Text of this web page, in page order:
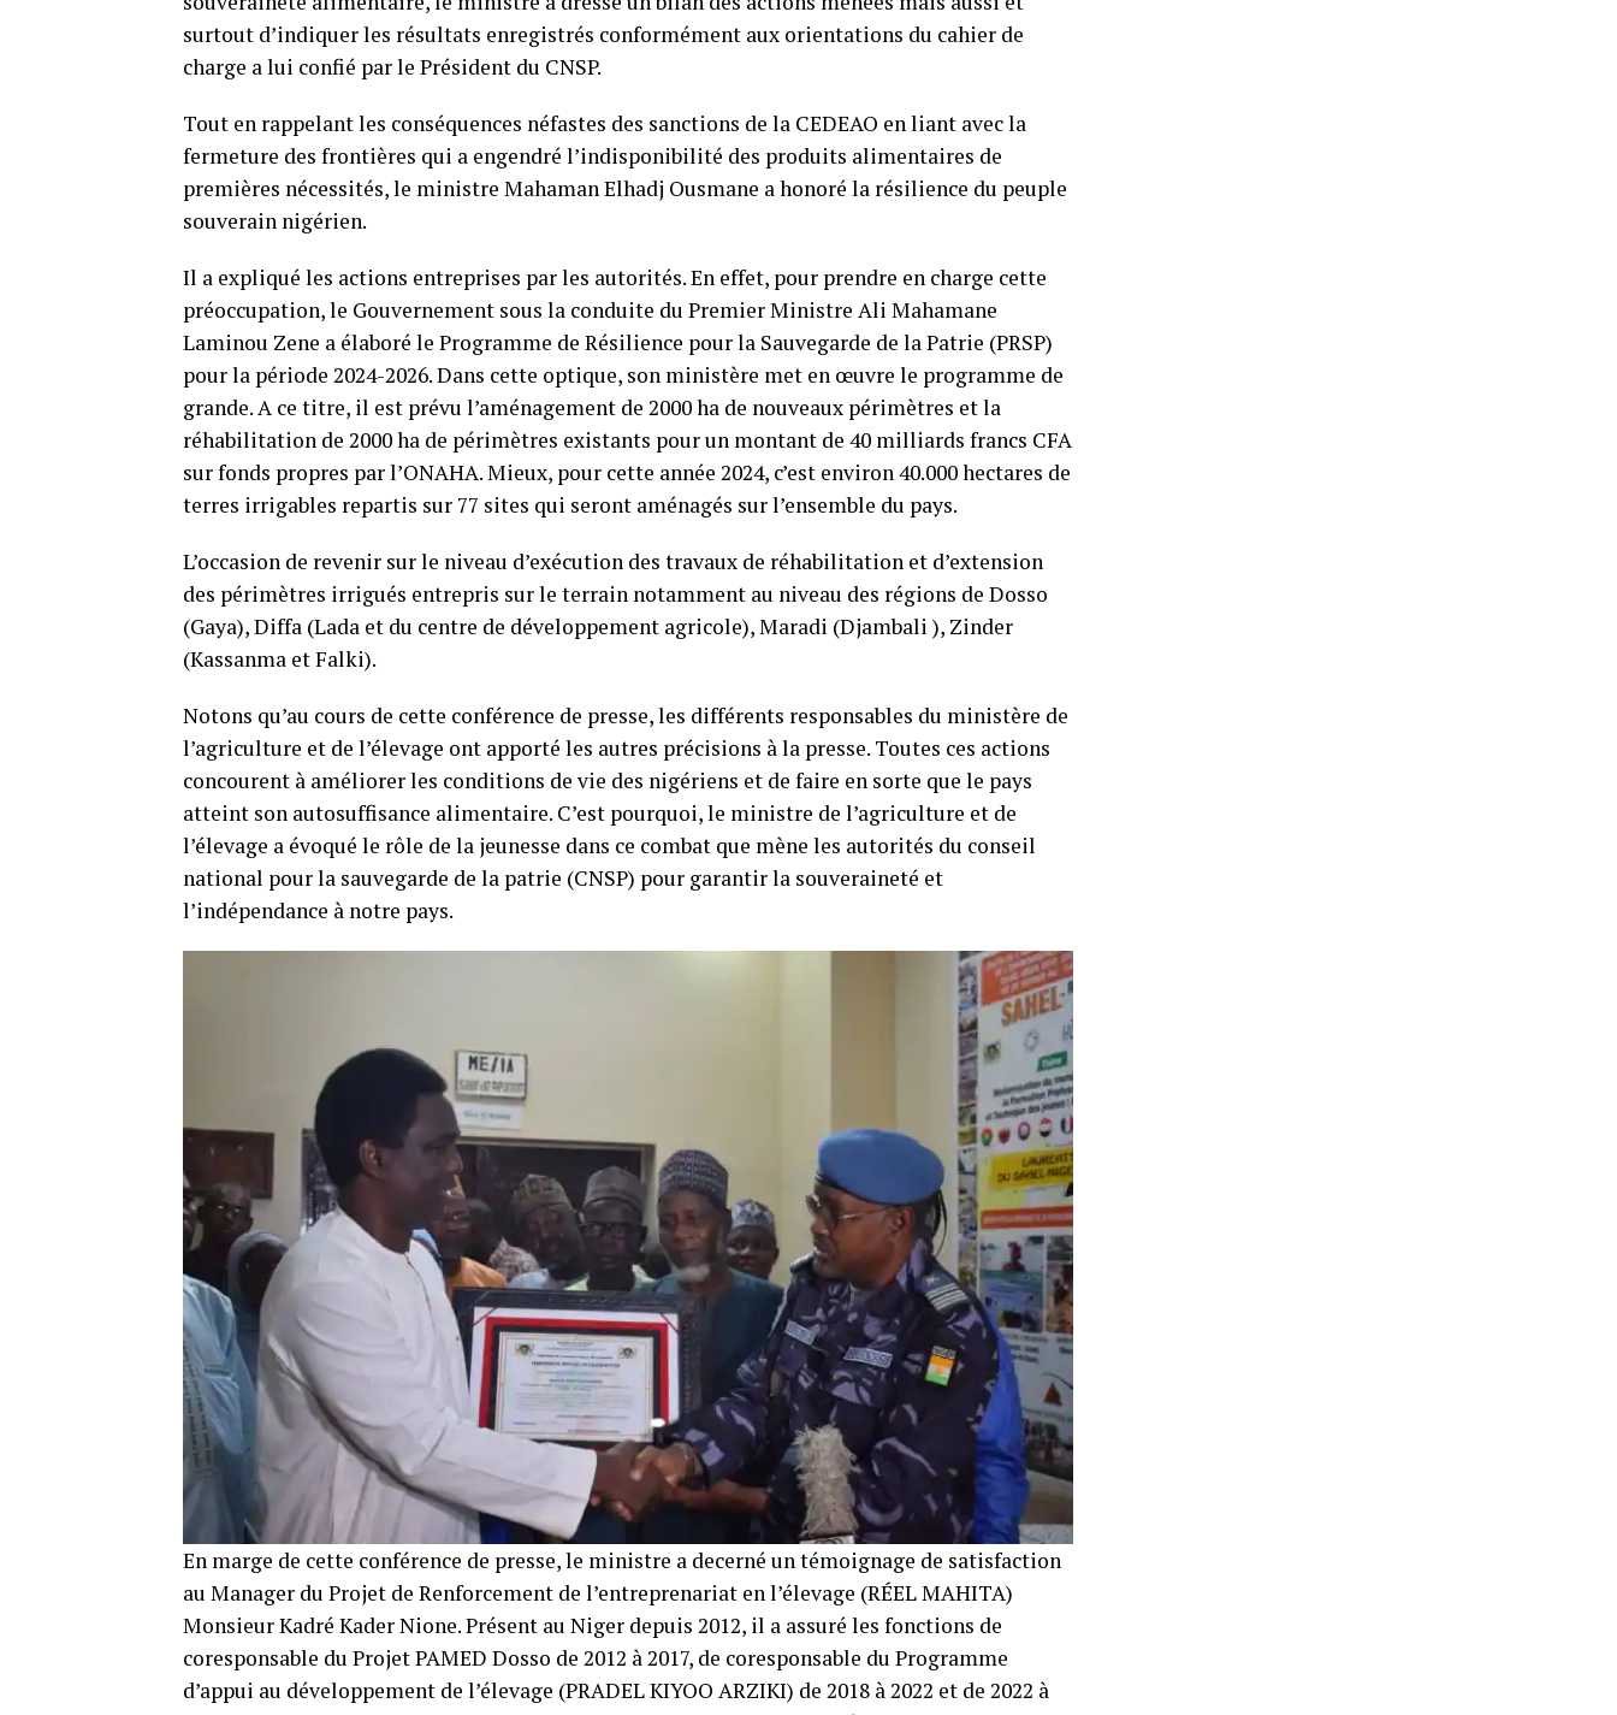
surtout d’indiquer les résultats enregistrés conformément aux orientations du cahier de
charge a lui confié par le Président du CNSP.
Tout en rappelant les conséquences néfastes des sanctions de la CEDEAO en liant avec la
fermeture des frontières qui a engendré l’indisponibilité des produits alimentaires de
premières nécessités, le ministre Mahaman Elhadj Ousmane a honoré la résilience du peuple
souverain nigérien.
Il a expliqué les actions entreprises par les autorités. En effet, pour prendre en charge cette
préoccupation, le Gouvernement sous la conduite du Premier Ministre Ali Mahamane
Laminou Zene a élaboré le Programme de Résilience pour la Sauvegarde de la Patrie (PRSP)
pour la période 2024-2026. Dans cette optique, son ministère met en œuvre le programme de
grande. A ce titre, il est prévu l’aménagement de 2000 ha de nouveaux périmètres et la
réhabilitation de 2000 ha de périmètres existants pour un montant de 40 milliards francs CFA
sur fonds propres par l’ONAHA. Mieux, pour cette année 2024, c’est environ 40.000 hectares de
terres irrigables repartis sur 77 sites qui seront aménagés sur l’ensemble du pays.
L’occasion de revenir sur le niveau d’exécution des travaux de réhabilitation et d’extension
des périmètres irrigués entrepris sur le terrain notamment au niveau des régions de Dosso
(Gaya), Diffa (Lada et du centre de développement agricole), Maradi (Djambali ), Zinder
(Kassanma et Falki).
Notons qu’au cours de cette conférence de presse, les différents responsables du ministère de
l’agriculture et de l’élevage ont apporté les autres précisions à la presse. Toutes ces actions
concourent à améliorer les conditions de vie des nigériens et de faire en sorte que le pays
atteint son autosuffisance alimentaire. C’est pourquoi, le ministre de l’agriculture et de
l’élevage a évoqué le rôle de la jeunesse dans ce combat que mène les autorités du conseil
national pour la sauvegarde de la patrie (CNSP) pour garantir la souveraineté et
l’indépendance à notre pays.
En marge de cette conférence de presse, le ministre a decerné un témoignage de satisfaction
au Manager du Projet de Renforcement de l’entreprenariat en l’élevage (RÉEL MAHITA)
Monsieur Kadré Kader Nione. Présent au Niger depuis 2012, il a assuré les fonctions de
coresponsable du Projet PAMED Dosso de 2012 à 2017, de coresponsable du Programme
d’appui au développement de l’élevage (PRADEL KIYOO ARZIKI) de 2018 à 2022 et de 2022 à